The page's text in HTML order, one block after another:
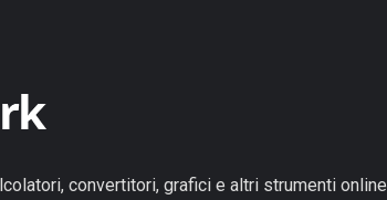
convertitori, grafici e altri strumenti online